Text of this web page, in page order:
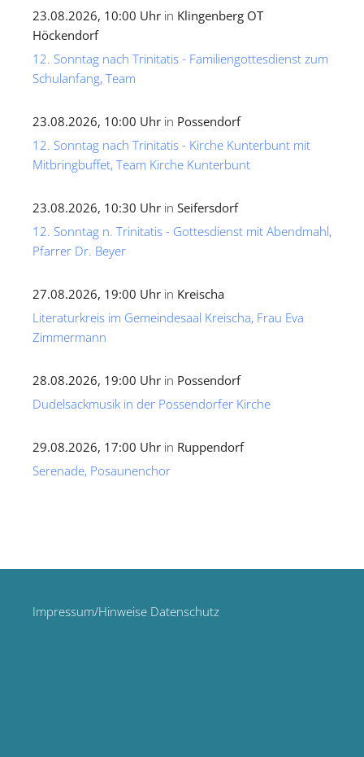
23.08.2026, 10:00 Uhr in Klingenberg OT
Höckendorf
12. Sonntag nach Trinitatis - Familiengottesdienst zum
Schulanfang, Team
23.08.2026, 10:00 Uhr in Possendorf
12. Sonntag nach Trinitatis - Kirche Kunterbunt mit
Mitbringbuffet, Team Kirche Kunterbunt
23.08.2026, 10:30 Uhr in Seifersdorf
12. Sonntag n. Trinitatis - Gottesdienst mit Abendmahl,
Pfarrer Dr. Beyer
27.08.2026, 19:00 Uhr in Kreischa
Literaturkreis im Gemeindesaal Kreischa, Frau Eva
Zimmermann
28.08.2026, 19:00 Uhr in Possendorf
Dudelsackmusik in der Possendorfer Kirche
29.08.2026, 17:00 Uhr in Ruppendorf
Serenade, Posaunenchor
Impressum/Hinweise Datenschutz